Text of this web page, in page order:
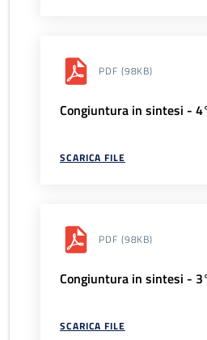
PDF (98KB)
Congiuntura in sintesi -
SCARICA FILE
PDF (98KB)
Congiuntura in sintesi -
SCARICA FILE